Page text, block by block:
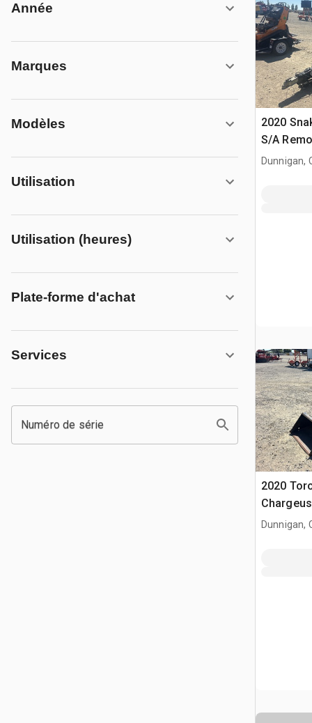
Année
Marques
Modèles
Utilisation
Utilisation (heures)
Plate-forme d'achat
Services
Numéro de série
2020
S/A
Dunnigan,
2020
Dunnigan,